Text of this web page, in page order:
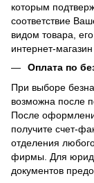
которым
соответствие
видом товара,
интернет-
Оплата по
При выборе
возможна после
После
получите счет-
отделения
фирмы. Для
документов